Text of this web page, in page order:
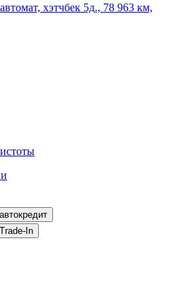
хэтчбек 5д., 78 963 км,
на автокредит
на Trade-In